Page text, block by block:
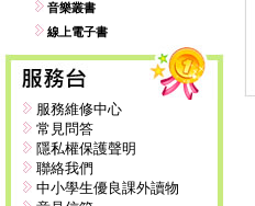
音樂叢書
線上電子書
服務維修中心
常見問答
隱私權保護聲明
聯絡我們
中小學生優良課外讀物